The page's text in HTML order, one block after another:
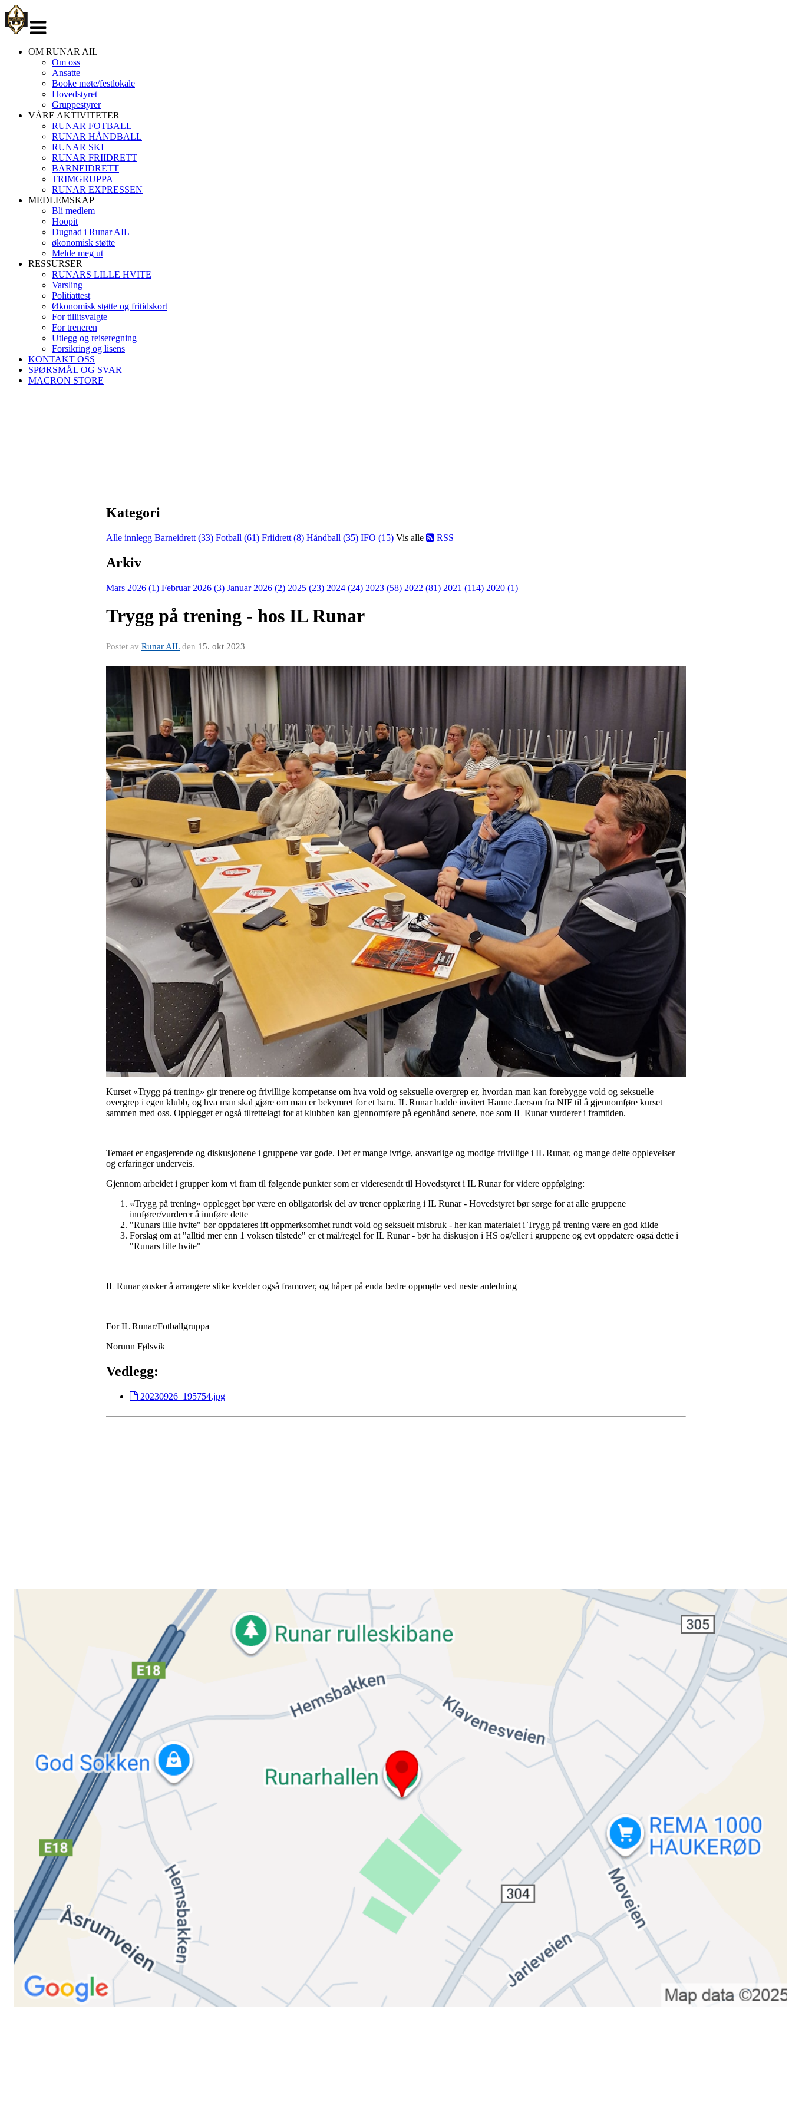
navigasjon
OM RUNAR AIL
Om oss
Ansatte
Booke møte/festlokale
Hovedstyret
Gruppestyrer
VÅRE AKTIVITETER
RUNAR FOTBALL
RUNAR HÅNDBALL
RUNAR SKI
RUNAR FRIIDRETT
BARNEIDRETT
TRIMGRUPPA
RUNAR EXPRESSEN
MEDLEMSKAP
Bli medlem
Hoopit
Dugnad i Runar AIL
økonomisk støtte
Melde meg ut
RESSURSER
RUNARS LILLE HVITE
Varsling
Politiattest
Økonomisk støtte og fritidskort
For tillitsvalgte
For treneren
Utlegg og reiseregning
Forsikring og lisens
KONTAKT OSS
SPØRSMÅL OG SVAR
MACRON STORE
Kategori
Alle innlegg Barneidrett (33) Fotball (61) Friidrett (8) Håndball (35) IFO (15) Vis alle RSS
Arkiv
Mars 2026 (1) Februar 2026 (3) Januar 2026 (2) 2025 (23) 2024 (24) 2023 (58) 2022 (81) 2021 (114) 2020 (1)
Trygg på trening - hos IL Runar
Postet av Runar AILden 15. okt 2023
Kurset «Trygg på trening» gir trenere og frivillige kompetanse om hva vold og seksuelle overgrep er, hvordan man kan forebygge vold og seksuelle
overgrep i egen klubb, og hva man skal gjøre om man er bekymret for et barn. IL Runar hadde invitert Hanne Jaerson fra NIF til å gjennomføre kurset
sammen med oss. Opplegget er også tilrettelagt for at klubben kan gjennomføre på egenhånd senere, noe som IL Runar vurderer i framtiden.
Temaet er engasjerende og diskusjonene i gruppene var gode. Det er mange ivrige, ansvarlige og modige frivillige i IL Runar, og mange delte opplevelser
og erfaringer underveis.
Gjennom arbeidet i grupper kom vi fram til følgende punkter som er videresendt til Hovedstyret i IL Runar for videre oppfølging:
«Trygg på trening» opplegget bør være en obligatorisk del av trener opplæring i IL Runar - Hovedstyret bør sørge for at alle gruppene
innfører/vurderer å innføre dette
"Runars lille hvite" bør oppdateres ift oppmerksomhet rundt vold og seksuelt misbruk - her kan materialet i Trygg på trening være en god kilde
Forslag om at "alltid mer enn 1 voksen tilstede" er et mål/regel for IL Runar - bør ha diskusjon i HS og/eller i gruppene og evt oppdatere også dette i
"Runars lille hvite"
IL Runar ønsker å arrangere slike kvelder også framover, og håper på enda bedre oppmøte ved neste anledning
For IL Runar/Fotballgruppa
Norunn Følsvik
Vedlegg:
20230926_195754.jpg